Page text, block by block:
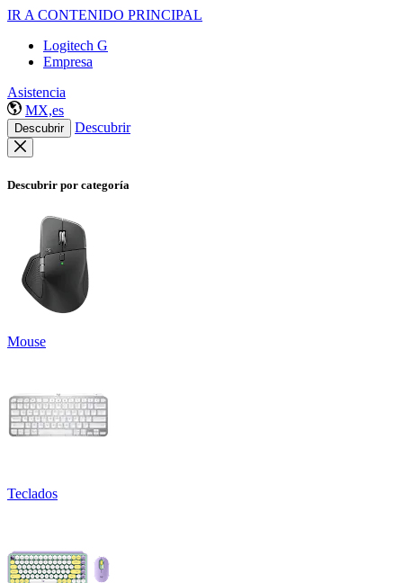
IR A CONTENIDO PRINCIPAL
Logitech G
Empresa
Asistencia
MX,es
Descubrir Descubrir
Descubrir por categoría
Mouse
Teclados